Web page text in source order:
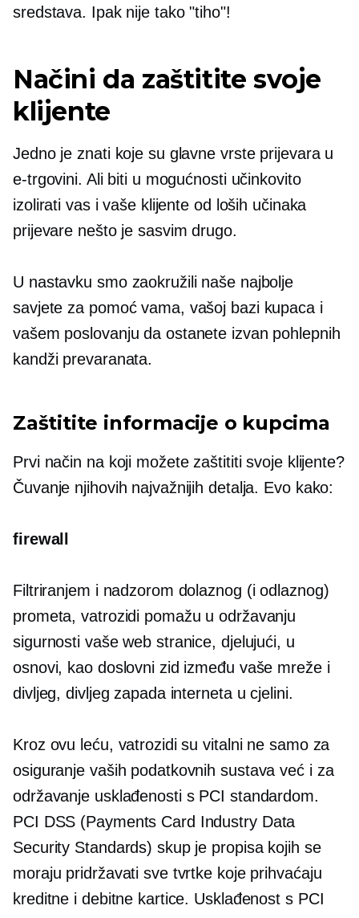
sredstava. Ipak nije tako "tiho"!
Načini da zaštitite svoje
klijente
Jedno je znati koje su glavne vrste prijevara u
e-trgovini. Ali biti u mogućnosti učinkovito
izolirati vas i vaše klijente od loših učinaka
prijevare nešto je sasvim drugo.
U nastavku smo zaokružili naše najbolje
savjete za pomoć vama, vašoj bazi kupaca i
vašem poslovanju da ostanete izvan pohlepnih
kandži prevaranata.
Zaštitite informacije o kupcima
Prvi način na koji možete zaštititi svoje klijente?
Čuvanje njihovih najvažnijih detalja. Evo kako:
firewall
Filtriranjem i nadzorom dolaznog (i odlaznog)
prometa, vatrozidi pomažu u održavanju
sigurnosti vaše web stranice, djelujući, u
osnovi, kao doslovni zid između vaše mreže i
divljeg, divljeg zapada interneta u cjelini.
Kroz ovu leću, vatrozidi su vitalni ne samo za
osiguranje vaših podatkovnih sustava već i za
održavanje usklađenosti s PCI standardom.
PCI DSS (Payments Card Industry Data
Security Standards) skup je propisa kojih se
moraju pridržavati sve tvrtke koje prihvaćaju
kreditne i debitne kartice. Usklađenost s PCI